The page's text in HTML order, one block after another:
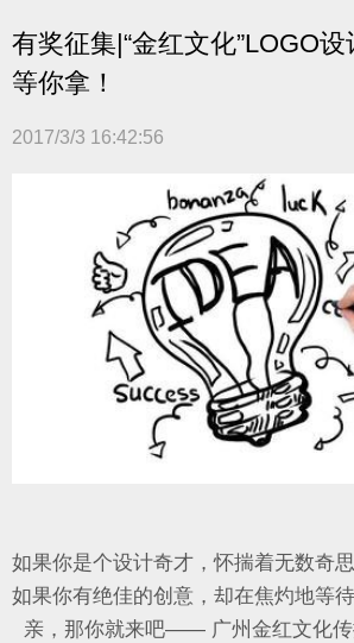
有奖征集|“金红文化”LOGO
等你拿！
2017/3/3 16:42:56
如果你是个设计奇才，怀揣着无数奇思
如果你有绝佳的创意，却在焦灼地等
亲，那你就来吧—— 广州金红文化传